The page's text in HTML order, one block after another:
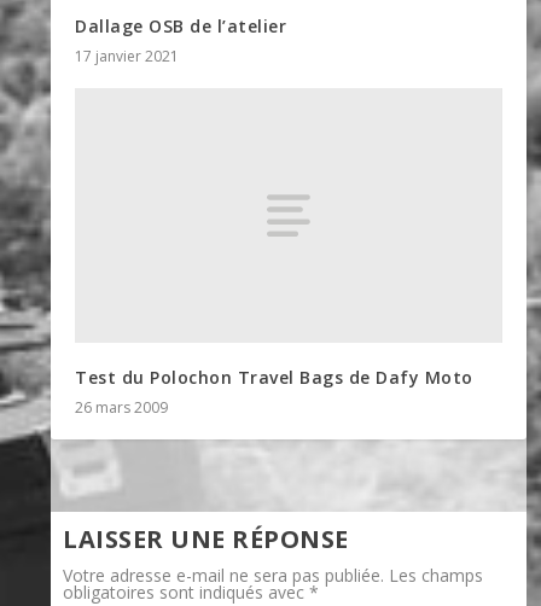
Dallage OSB de l’atelier
17 janvier 2021
Test du Polochon Travel Bags de Dafy Moto
26 mars 2009
LAISSER UNE RÉPONSE
Votre adresse e-mail ne sera pas publiée. Les champs
obligatoires sont indiqués avec*